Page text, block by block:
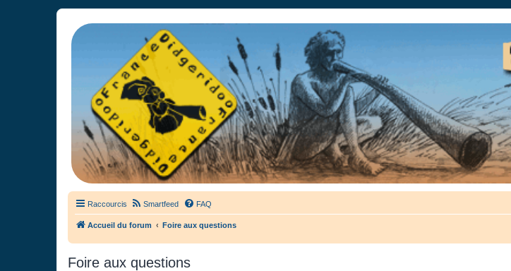
France Didgeridoo
Didgeridoo et Guimbarde sur France Didgeridoo - retrouvez la communauté.
Raccourcis Smartfeed FAQ
Accueil du forum Foire aux questions
Foire aux questions